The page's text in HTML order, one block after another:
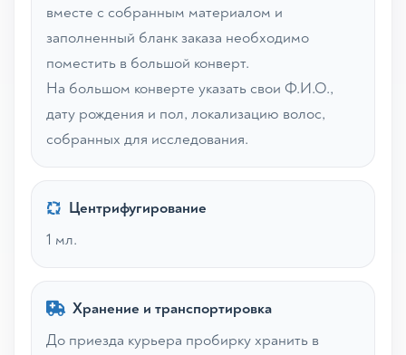
вместе с собранным материалом и
заполненный бланк заказа необходимо
поместить в большой конверт.
На большом конверте указать свои Ф.И.О.,
дату рождения и пол, локализацию волос,
собранных для исследования.
Центрифугирование
1 мл.
Хранение и транспортировка
До приезда курьера пробирку хранить в